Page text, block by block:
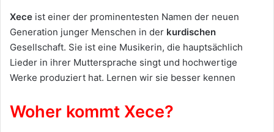
i
l
Xece ist einer der prominentesten Namen der neuen
Generation junger Menschen in der kurdischen
Gesellschaft. Sie ist eine Musikerin, die hauptsächlich
Lieder in ihrer Muttersprache singt und hochwertige
Werke produziert hat. Lernen wir sie besser kennen
Woher kommt Xece?